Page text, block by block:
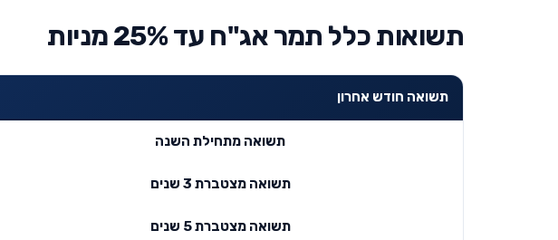
תשואות כלל תמר אג"ח עד 25% מניות
תשואה חודש אחרון
תשואה מתחילת השנה
תשואה מצטברת 3 שנים
תשואה מצטברת 5 שנים